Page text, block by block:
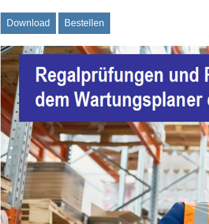
Download Bestellen